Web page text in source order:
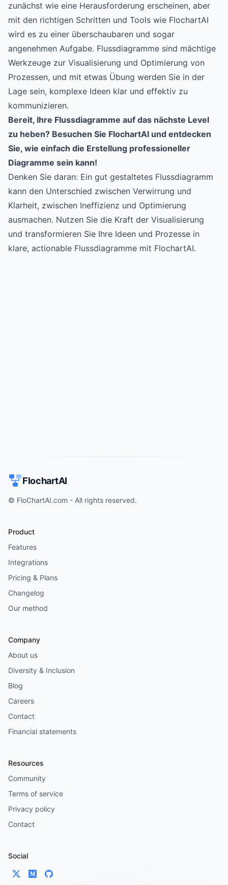
zunächst wie eine Herausforderung erscheinen, aber
mit den richtigen Schritten und Tools wie FlochartAI
wird es zu einer überschaubaren und sogar
angenehmen Aufgabe. Flussdiagramme sind mächtige
Werkzeuge zur Visualisierung und Optimierung von
Prozessen, und mit etwas Übung werden Sie in der
Lage sein, komplexe Ideen klar und effektiv zu
kommunizieren.
Bereit, Ihre Flussdiagramme auf das nächste Level
zu heben? Besuchen Sie FlochartAI und entdecken
Sie, wie einfach die Erstellung professioneller
Diagramme sein kann!
Denken Sie daran: Ein gut gestaltetes Flussdiagramm
kann den Unterschied zwischen Verwirrung und
Klarheit, zwischen Ineffizienz und Optimierung
ausmachen. Nutzen Sie die Kraft der Visualisierung
und transformieren Sie Ihre Ideen und Prozesse in
klare, actionable Flussdiagramme mit FlochartAI.
FlochartAI
© FloChartAI.com - All rights reserved.
Product
Features
Integrations
Pricing & Plans
Changelog
Our method
Company
About us
Diversity & Inclusion
Blog
Careers
Contact
Financial statements
Resources
Community
Terms of service
Privacy policy
Contact
Social